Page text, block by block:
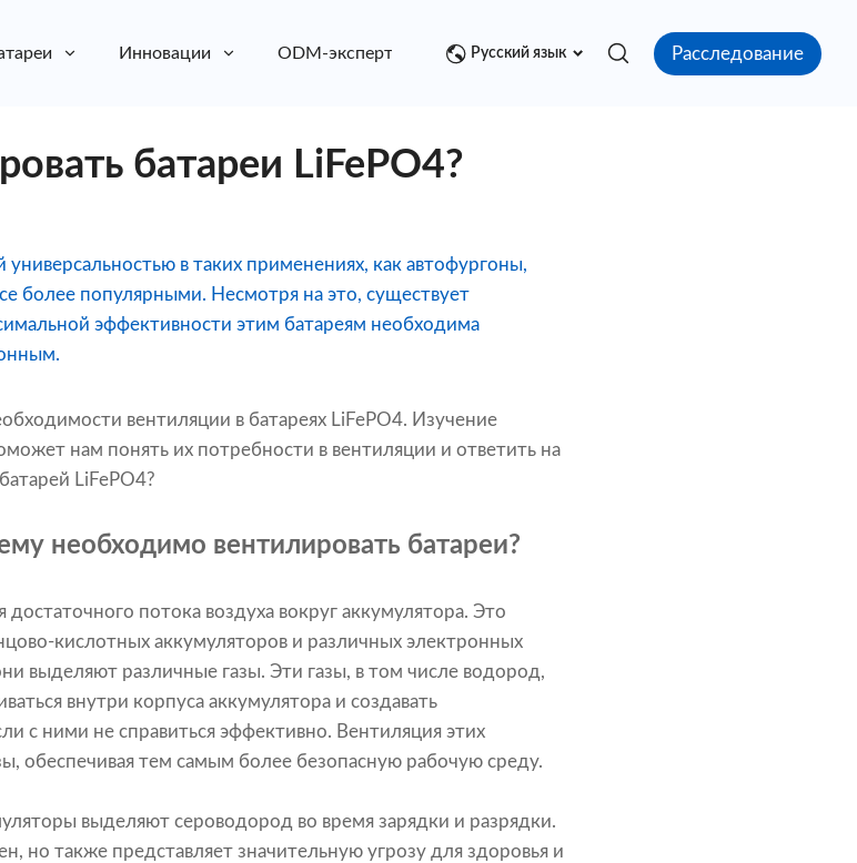
Инновации ODM-эксперт Медиа центр Контакт
Русский язык Расследование
батареи LiFePO4?
в таких применениях, как автофургоны,
более популярными. Несмотря на это, существует
эффективности этим батареям необходима
вентиляции в батареях LiFePO4. Изучение
нам понять их потребности в вентиляции и ответить на
LiFePO4?
необходимо вентилировать батареи?
потока воздуха вокруг аккумулятора. Это
кислотных аккумуляторов и различных электронных
выделяют различные газы. Эти газы, в том числе водород,
внутри корпуса аккумулятора и создавать
с ними не справиться эффективно. Вентиляция этих
обеспечивая тем самым более безопасную рабочую среду.
выделяют сероводород во время зарядки и разрядки.
но также представляет значительную угрозу для здоровья и